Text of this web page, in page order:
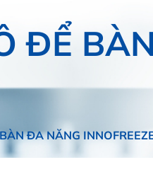
ĐỂ
ĐA NĂNG